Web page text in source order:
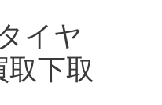
イヤ
下取